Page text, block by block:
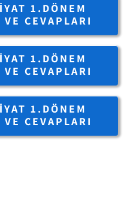
1.DÖNEM
CEVAPLARI
1.DÖNEM
CEVAPLARI
1.DÖNEM
CEVAPLARI